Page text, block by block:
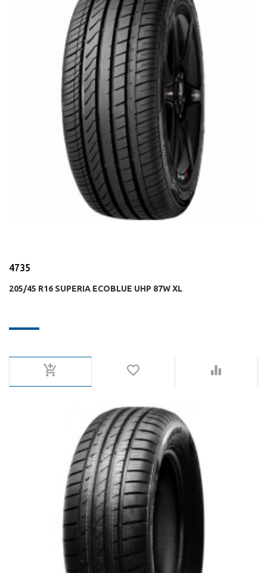
4735
205/45 R16 SUPERIA ECOBLUE UHP 87W XL